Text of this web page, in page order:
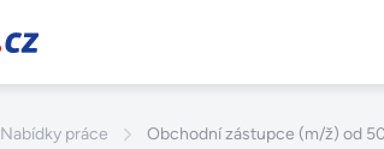
Nabídky práce Obchodní zástupce (m/ž) od